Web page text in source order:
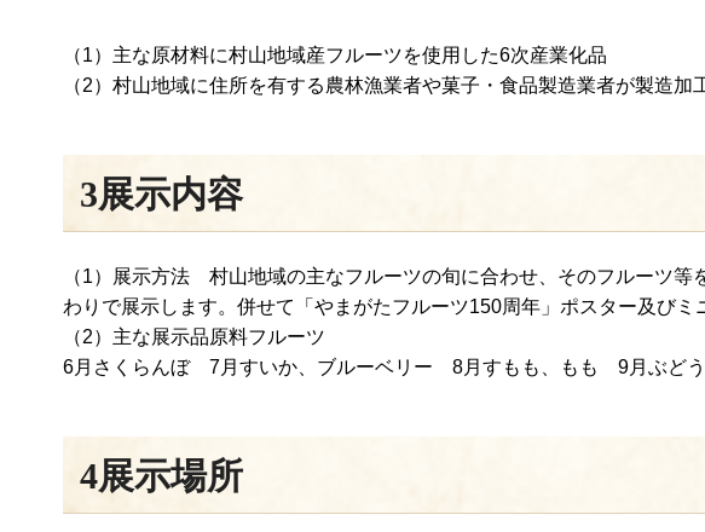
（1）主な原材料に村山地域産フルーツを使用した6次産業化品
（2）村山地域に住所を有する農林漁業者や菓子・食品製造業者が製造
3展示内容
（1）展示方法 村山地域の主なフルーツの旬に合わせ、そのフルーツ
わりで展示します。併せて「やまがたフルーツ150周年」ポスター及びミ
（2）主な展示品原料フルーツ
6月さくらんぼ 7月すいか、ブルーベリー 8月すもも、もも 9月ぶ
4展示場所